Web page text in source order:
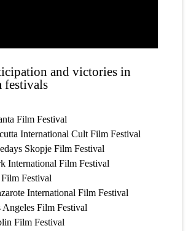
and victories in
festivals
Film Festival
International Cult Film Festival
Skopje Film Festival
International Film Festival
Festival
International Film Festival
Angeles Film Festival
Film Festival